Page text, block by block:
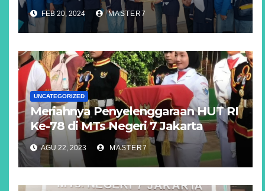
FEB 20, 2024 MASTER7
UNCATEGORIZED
Meriahnya Penyelenggaraan HUT RI
Ke-78 di MTs Negeri 7 Jakarta
AGU 22, 2023 MASTER7